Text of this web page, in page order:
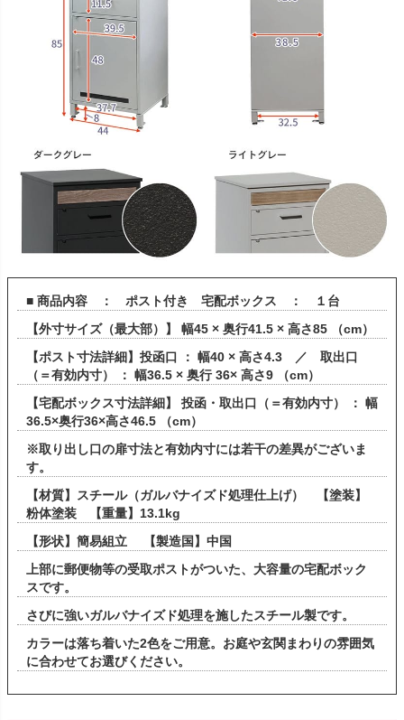
■ 商品内容 ： ポスト付き 宅配ボックス ： １台
【外寸サイズ（最大部）】 幅45 × 奥行41.5 × 高さ85 （cm）
【ポスト寸法詳細】投函口 ： 幅40 × 高さ4.3 ／ 取出口
（＝有効内寸） ： 幅36.5 × 奥行 36× 高さ9 （cm）
【宅配ボックス寸法詳細】 投函・取出口（＝有効内寸） ： 幅
36.5×奥行36×高さ46.5 （cm）
※取り出し口の扉寸法と有効内寸には若干の差異がございま
す。
【材質】スチール（ガルバナイズド処理仕上げ） 【塗装】
粉体塗装 【重量】13.1kg
【形状】簡易組立 【製造国】中国
上部に郵便物等の受取ポストがついた、大容量の宅配ボック
スです。
さびに強いガルバナイズド処理を施したスチール製です。
カラーは落ち着いた2色をご用意。お庭や玄関まわりの雰囲気
に合わせてお選びください。